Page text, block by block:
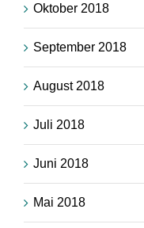
Oktober 2018
September 2018
August 2018
Juli 2018
Juni 2018
Mai 2018